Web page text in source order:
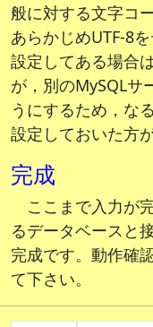
般に対する文字コ
あらかじめUTF-8
設定してある場合
が，別のMySQLサ
うにするため，な
設定しておいた方
完成
ここまで入力が
るデータベースと
完成です。動作確
て下さい。